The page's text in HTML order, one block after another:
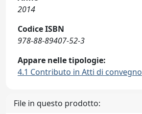
2014
Codice ISBN
978-88-89407-52-3
Appare nelle tipologie:
4.1 Contributo in Atti di convegno
File in questo prodotto: